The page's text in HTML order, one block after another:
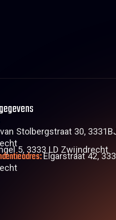
Stolbergstraat 30,
5, 3333 LD Zwijndrecht
Elgarstraat 42,